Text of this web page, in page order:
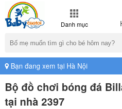
Danh mục
Bạn đang xem tại Hà Nội
Bộ đồ chơi bóng đá
tại nhà 2397